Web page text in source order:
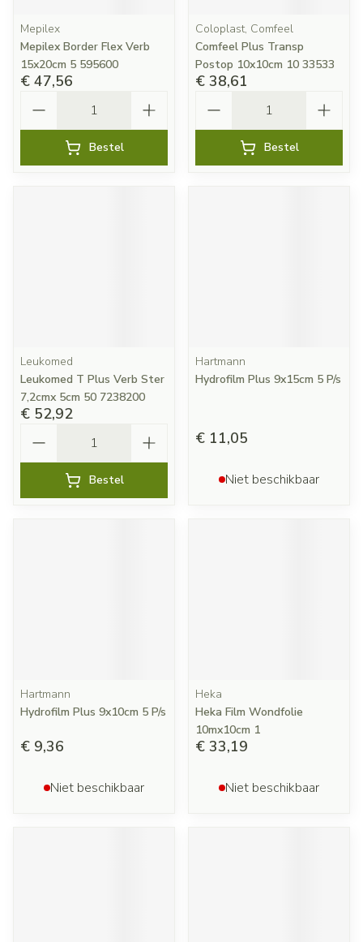
Mepilex
Mepilex Border Flex Verb
15x20cm 5 595600
€ 47,56
Bestel
Coloplast, Comfeel
Comfeel Plus Transp
Postop 10x10cm 10 33533
€ 38,61
Bestel
Leukomed
Leukomed T Plus Verb Ster
7,2cmx 5cm 50 7238200
€ 52,92
Bestel
Hartmann
Hydrofilm Plus 9x15cm 5 P/s
€ 11,05
Niet beschikbaar
Hartmann
Hydrofilm Plus 9x10cm 5 P/s
€ 9,36
Niet beschikbaar
Heka
Heka Film Wondfolie
10mx10cm 1
€ 33,19
Niet beschikbaar